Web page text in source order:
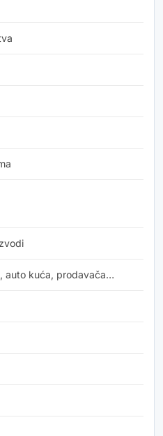
auto kuća, prodavača…